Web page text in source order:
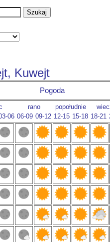
Kuwejt
Pogoda
rano popołudnie
06 06-09 09-12 12-15 15-18 18-21